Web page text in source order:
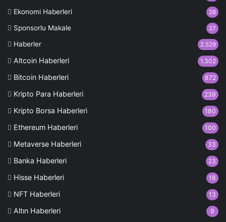
Ekonomi Haberleri 28
Sponsorlu Makale 27
Haberler 2.529
Altcoin Haberleri 1.302
Bitcoin Haberleri 872
Kripto Para Haberleri 239
Kripto Borsa Haberleri 180
Ethereum Haberleri 100
Metaverse Haberleri 33
Banka Haberleri 23
Hisse Haberleri 18
NFT Haberleri 13
Altın Haberleri 9